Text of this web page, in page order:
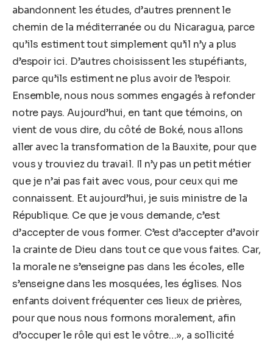
abandonnent les études, d’autres prennent le
chemin de la méditerranée ou du Nicaragua, parce
qu’ils estiment tout simplement qu’il n’y a plus
d’espoir ici. D’autres choisissent les stupéfiants,
parce qu’ils estiment ne plus avoir de l’espoir.
Ensemble, nous nous sommes engagés à refonder
notre pays. Aujourd’hui, en tant que témoins, on
vient de vous dire, du côté de Boké, nous allons
aller avec la transformation de la Bauxite, pour que
vous y trouviez du travail. Il n’y pas un petit métier
que je n’ai pas fait avec vous, pour ceux qui me
connaissent. Et aujourd’hui, je suis ministre de la
République. Ce que je vous demande, c’est
d’accepter de vous former. C’est d’accepter d’avoir
la crainte de Dieu dans tout ce que vous faites. Car,
la morale ne s’enseigne pas dans les écoles, elle
s’enseigne dans les mosquées, les églises. Nos
enfants doivent fréquenter ces lieux de prières,
pour que nous nous formons moralement, afin
d’occuper le rôle qui est le vôtre…», a sollicité